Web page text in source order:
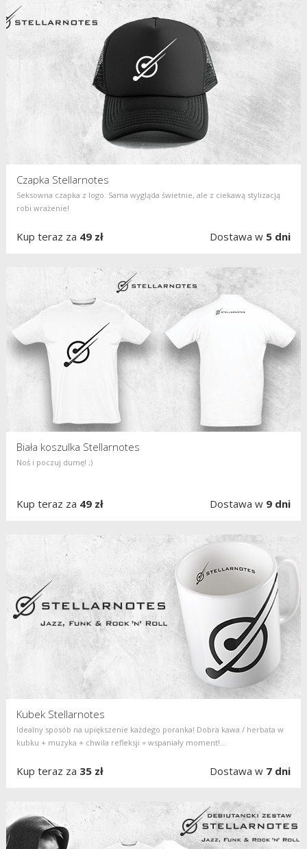
Czapka Stellarnotes
Seksowna czapka z logo. Sama wygląda świetnie, ale z ciekawą stylizacją
robi wrażenie!
Kup teraz za 49 zł Dostawa w 5 dni
Biała koszulka Stellarnotes
Noś i poczuj dumę! ;)
Kup teraz za 49 zł Dostawa w 9 dni
Kubek Stellarnotes
Idealny sposób na upiększenie każdego poranka! Dobra kawa / herbata w
kubku + muzyka + chwila refleksji = wspaniały moment!...
Kup teraz za 35 zł Dostawa w 7 dni